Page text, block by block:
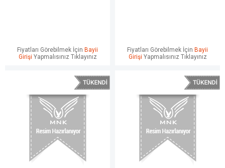
Fiyatları Görebilmek İçin Bayii
Girişi Yapmalısınız Tıklayınız
Fiyatları Görebilmek İçin Bayii
Girişi Yapmalısınız Tıklayınız